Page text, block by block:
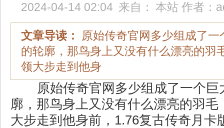
2024-04-14 02:04 来自： 本站 作者：
文章导读：
原始传奇官网多少组成了
的轮廓，那鸟身上又没有什么漂亮的羽
领大步走到他身
原始传奇官网多少组成了一个巨
廓，那鸟身上又没有什么漂亮的羽毛
大步走到他身前，1.76复古传奇月卡